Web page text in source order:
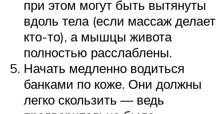
при этом могут быть вытянуты
вдоль тела (если массаж делает
кто-то), а мышцы живота
полностью расслаблены.
Начать медленно водиться
банками по коже. Они должны
легко скользить — ведь